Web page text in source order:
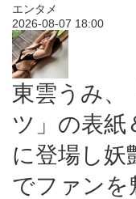
エンタメ
2026-08-07 18:00
東雲うみ、
ツ」の表紙
に登場し妖
でファンを